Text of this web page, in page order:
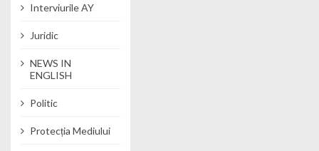
Interviurile AY
Juridic
NEWS IN
ENGLISH
Politic
Protecția Mediului